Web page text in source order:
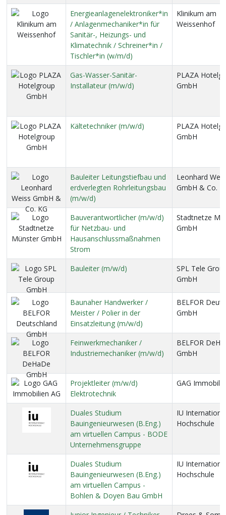
Energieanlagenelektroniker*in
/ Anlagenmechaniker*in für
Sanitär-, Heizungs- und
Klimatechnik / Schreiner*in /
Tischler*in (w/m/d)
Klinikum am
Weissenhof
Gas-Wasser-Sanitär-
Installateur (m/w/d)
PLAZA
GmbH
Kältetechniker (m/w/d)
PLAZA
GmbH
Bauleiter Leitungstiefbau und
erdverlegten Rohrleitungsbau
(m/w/d)
Leonhard
GmbH & Co.
Bauverantwortlicher (m/w/d)
für Netzbau- und
Hausanschlussmaßnahmen
Strom
Stadtnetze
GmbH
Bauleiter (m/w/d)
SPL Tele
GmbH
Baunaher Handwerker /
Meister / Polier in der
Einsatzleitung (m/w/d)
BELFOR
GmbH
Feinwerkmechaniker /
Industriemechaniker (m/w/d)
BELFOR
GmbH
Projektleiter (m/w/d)
Elektrotechnik
GAG
Duales Studium
Bauingenieurwesen (B.Eng.)
am virtuellen Campus - BODE
Unternehmensgruppe
IU
Hochschule
Duales Studium
Bauingenieurwesen (B.Eng.)
am virtuellen Campus -
Bohlen & Doyen Bau GmbH
IU
Hochschule